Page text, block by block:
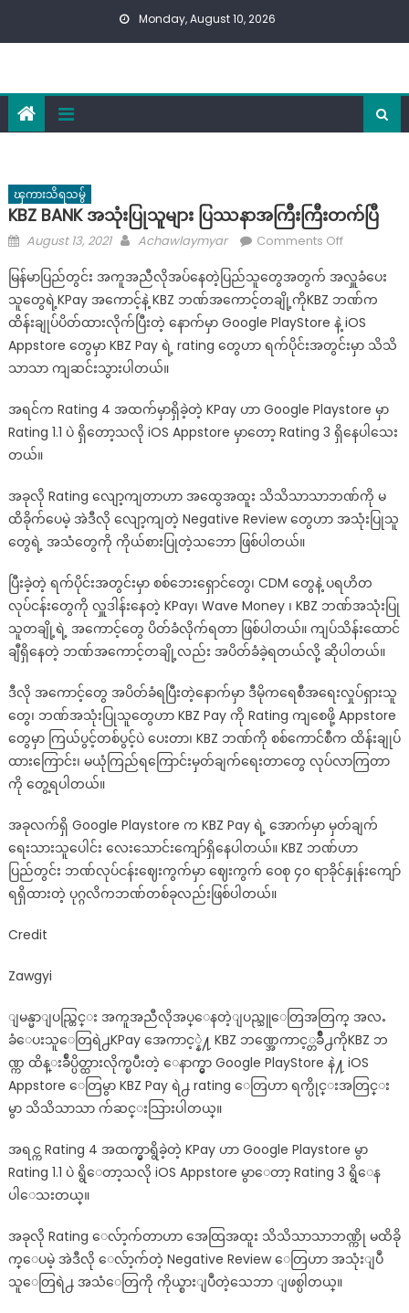
Monday, August 10, 2026
ၾကားသိရသမွ်
KBZ BANK အသုံးပြုသူများ ပြဿနာအကြီးကြီးတက်ပြီ
Posted
August 13, 2021 Author
Achawlaymyar Comments Offon
BANK
အသုံးပြု
သူများ
ပြဿနာ
တက်
ပြီ
မြန်မာပြည်တွင်း အကူအညီလိုအပ်နေတဲ့ပြည်သူတွေအတွက် အလှူခံပေး
သူတွေရဲ့KPay အကောင့်နဲ့ KBZ ဘဏ်အကောင့်တချို့ကိုKBZ ဘဏ်က
ထိန်းချုပ်ပိတ်ထားလိုက်ပြီးတဲ့ နောက်မှာ Google PlayStore နဲ့ iOS
Appstore တွေမှာ KBZ Pay ရဲ့ rating တွေဟာ ရက်ပိုင်းအတွင်းမှာ သိသိ
သာသာ ကျဆင်းသွားပါတယ်။
အရင်က Rating 4 အထက်မှာရှိခဲ့တဲ့ KPay ဟာ Google Playstore မှာ
Rating 1.1 ပဲ ရှိတော့သလို iOS Appstore မှာတော့ Rating 3 ရှိနေပါသေး
တယ်။
အခုလို Rating လျော့ကျတာဟာ အထွေအထူး သိသိသာသာဘဏ်ကို မ
ထိခိုက်ပေမဲ့ အဲဒီလို လျော့ကျတဲ့ Negative Review တွေဟာ အသုံးပြုသူ
တွေရဲ့ အသံတွေကို ကိုယ်စားပြုတဲ့သဘော ဖြစ်ပါတယ်။
ပြီးခဲ့တဲ့ ရက်ပိုင်းအတွင်းမှာ စစ်ဘေးရှောင်တွေ၊ CDM တွေနဲ့ ပရဟိတ
လုပ်ငန်းတွေကို လှူဒါန်းနေတဲ့ KPay၊ Wave Money ၊ KBZ ဘဏ်အသုံးပြု
သူတချို့ရဲ့ အကောင့်တွေ ပိတ်ခံလိုက်ရတာ ဖြစ်ပါတယ်။ ကျပ်သိန်းထောင်
ချီရှိနေတဲ့ ဘဏ်အကောင့်တချို့လည်း အပိတ်ခံခဲ့ရတယ်လို့ ဆိုပါတယ်။
ဒီလို အကောင့်တွေ အပိတ်ခံရပြီးတဲ့နောက်မှာ ဒီမိုကရေစီအရေးလှုပ်ရှားသူ
တွေ၊ ဘဏ်အသုံးပြုသူတွေဟာ KBZ Pay ကို Rating ကျစေဖို့ Appstore
တွေမှာ ကြယ်ပွင့်တစ်ပွင့်ပဲ ပေးတာ၊ KBZ ဘဏ်ကို စစ်ကောင်စီက ထိန်းချုပ်
ထားကြောင်း၊ မယုံကြည်ရကြောင်းမှတ်ချက်ရေးတာတွေ လုပ်လာကြတာ
ကို တွေ့ရပါတယ်။
အခုလက်ရှိ Google Playstore က KBZ Pay ရဲ့ အောက်မှာ မှတ်ချက်
ရေးသားသူပေါင်း လေးသောင်းကျော်ရှိနေပါတယ်။ KBZ ဘဏ်ဟာ
ပြည်တွင်း ဘဏ်လုပ်ငန်းဈေးကွက်မှာ ဈေးကွက် ဝေစု ၄၀ ရာခိုင်နှုန်းကျော်
ရရှိထားတဲ့ ပုဂ္ဂလိကဘဏ်တစ်ခုလည်းဖြစ်ပါတယ်။
Credit
Zawgyi
ျမန္မာျပည္တြင္း အကူအညီလိုအပ္ေနတဲ့ျပည္သူေတြအတြက္ အလႉ
ခံေပးသူေတြရဲ႕KPay အေကာင့္နဲ႔ KBZ ဘဏ္အေကာင့္တခ်ိဳ႕ကိုKBZ ဘ
ဏ္က ထိန္းခ်ဳပ္ပိတ္ထားလိုက္ၿပီးတဲ့ ေနာက္မွာ Google PlayStore နဲ႔ iOS
Appstore ေတြမွာ KBZ Pay ရဲ႕ rating ေတြဟာ ရက္ပိုင္းအတြင္း
မွာ သိသိသာသာ က်ဆင္းသြားပါတယ္။
အရင္က Rating 4 အထက္မွာရွိခဲ့တဲ့ KPay ဟာ Google Playstore မွာ
Rating 1.1 ပဲ ရွိေတာ့သလို iOS Appstore မွာေတာ့ Rating 3 ရွိေန
ပါေသးတယ္။
အခုလို Rating ေလ်ာ့က်တာဟာ အေထြအထူး သိသိသာသာဘဏ္ကို မထိခို
က္ေပမဲ့ အဲဒီလို ေလ်ာ့က်တဲ့ Negative Review ေတြဟာ အသုံးျပဳ
သူေတြရဲ႕ အသံေတြကို ကိုယ္စားျပဳတဲ့သေဘာ ျဖစ္ပါတယ္။